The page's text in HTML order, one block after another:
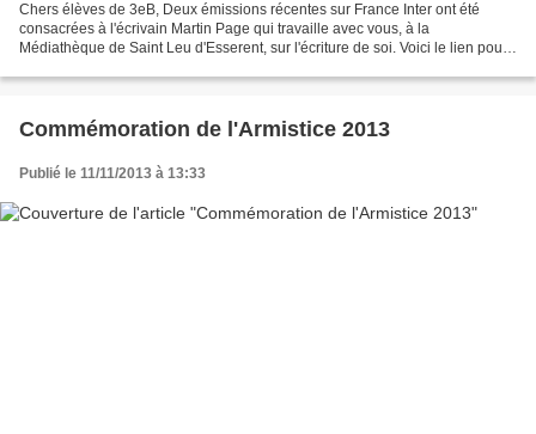
Chers élèves de 3eB, Deux émissions récentes sur France Inter ont été
consacrées à l'écrivain Martin Page qui travaille avec vous, à la
Médiathèque de Saint Leu d'Esserent, sur l'écriture de soi. Voici le lien pour
Commémoration de l'Armistice 2013
Publié le 11/11/2013 à 13:33